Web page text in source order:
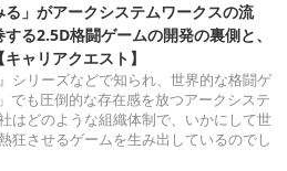
る」がアークシステムワークスの流
る2.5D格闘ゲームの開発の裏側と、
ャリアクエスト】
シリーズなどで知られ、世界的な格闘ゲ
でも圧倒的な存在感を放つアークシステ
はどのような組織体制で、いかにして世
狂させるゲームを生み出しているのでし